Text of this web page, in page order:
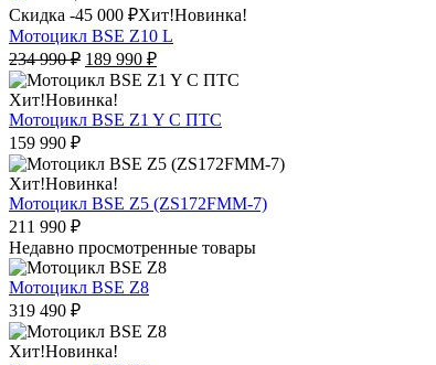
Этот
товар
имеет
несколько
вариаций.
Опции
можно
выбрать
на
странице
товара.
Скидка -45 000 ₽Хит!Новинка!
Мотоцикл BSE Z10 L
234 990₽ Первоначальная
цена
составляла
234
990
₽.
189 990 ₽Текущая
цена:
990
Этот
товар
имеет
несколько
вариаций.
Опции
можно
выбрать
на
странице
товара.
Хит!Новинка!
Мотоцикл BSE Z1 Y С ПТС
159 990 ₽
Этот
товар
имеет
несколько
вариаций.
Опции
можно
выбрать
на
Хит!Новинка!
Мотоцикл BSE Z5 (ZS172FMM-7)
211 990 ₽
Недавно просмотренные товары
Мотоцикл BSE Z8
319 490 ₽
Этот
Хит!Новинка!